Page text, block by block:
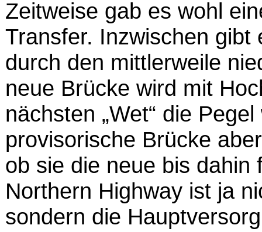
Zeitweise gab es wohl
Transfer. Inzwischen gibt
durch den mittlerweile
neue Brücke wird mit
nächsten „Wet“ die
provisorische Brücke
ob sie die neue bis
Northern Highway ist ja
sondern die